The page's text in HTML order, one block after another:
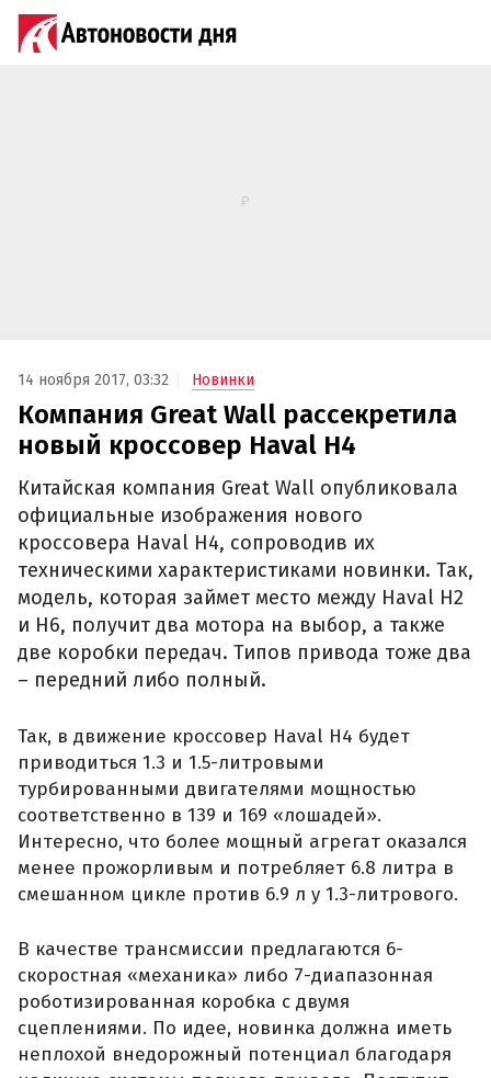
14 ноября 2017, 03:32 Новинки
Компания Great Wall рассекретила
новый кроссовер Haval H4
Китайская компания Great Wall опубликовала
официальные изображения нового
кроссовера Haval H4, сопроводив их
техническими характеристиками новинки. Так,
модель, которая займет место между Haval H2
и Н6, получит два мотора на выбор, а также
две коробки передач. Типов привода тоже два
– передний либо полный.
Так, в движение кроссовер Haval H4 будет
приводиться 1.3 и 1.5-литровыми
турбированными двигателями мощностью
соответственно в 139 и 169 «лошадей».
Интересно, что более мощный агрегат оказался
менее прожорливым и потребляет 6.8 литра в
смешанном цикле против 6.9 л у 1.3-литрового.
В качестве трансмиссии предлагаются 6-
скоростная «механика» либо 7-диапазонная
роботизированная коробка с двумя
сцеплениями. По идее, новинка должна иметь
неплохой внедорожный потенциал благодаря